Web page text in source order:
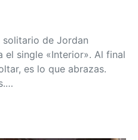
solitario de Jordan
el single «Interior». Al final
es lo que abrazas.